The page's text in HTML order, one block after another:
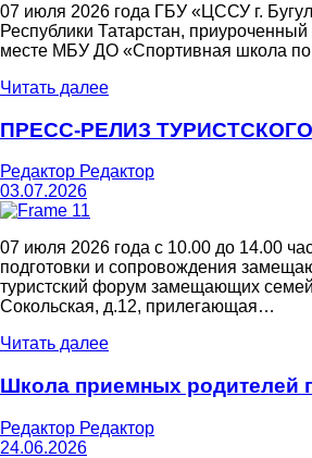
07 июля 2026 года ГБУ «ЦССУ г.
Республики Татарстан,
месте МБУ ДО «Спортивная школа по
Читать далее
ПРЕСС-РЕЛИЗ
Редактор Редактор
03.07.2026
07 июля 2026 года с 10.00 до 14.00
подготовки и сопровождения
туристский форум замещающих
Сокольская, д.12, прилегающая…
Читать далее
Школа приемных родителей
Редактор Редактор
24.06.2026